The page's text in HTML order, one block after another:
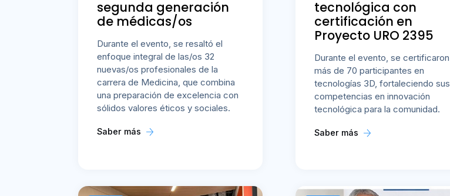
segunda generación
de médicas/os
Durante el evento, se resaltó el
enfoque integral de las/os 32
nuevas/os profesionales de la
carrera de Medicina, que combina
una preparación de excelencia con
sólidos valores éticos y sociales.
Saber más
tecnológica con
certificación en
Proyecto URO 2395
Durante el evento, se certificaron
más de 70 participantes en
tecnologías 3D, fortaleciendo sus
competencias en innovación
tecnológica para la comunidad.
Saber más